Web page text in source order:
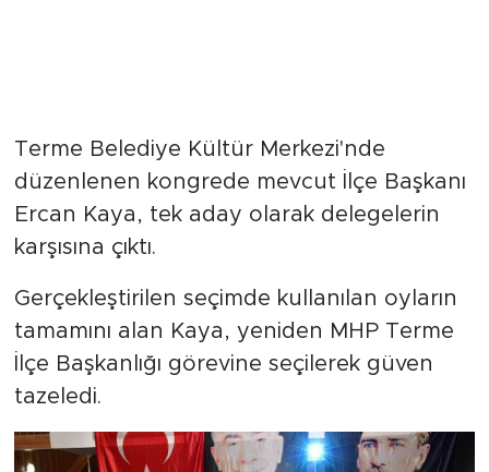
Terme Belediye Kültür Merkezi'nde
düzenlenen kongrede mevcut İlçe Başkanı
Ercan Kaya, tek aday olarak delegelerin
karşısına çıktı.
Gerçekleştirilen seçimde kullanılan oyların
tamamını alan Kaya, yeniden MHP Terme
İlçe Başkanlığı görevine seçilerek güven
tazeledi.